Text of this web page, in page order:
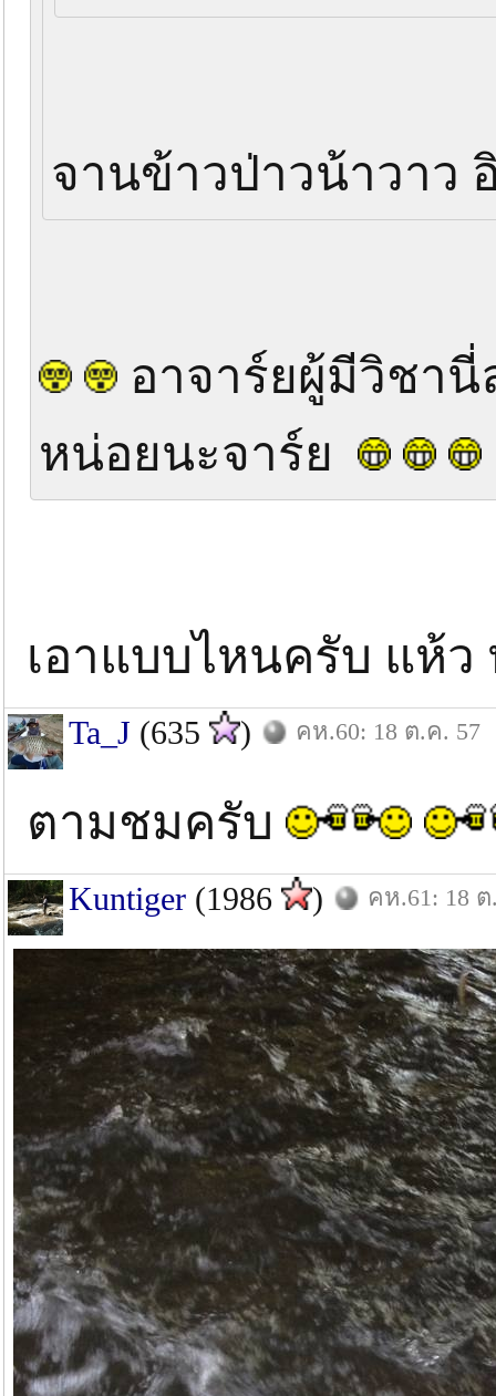
จานข้าวป่าวน้าวาว
อาจาร์ยผู้มีวิชา
หน่อยนะจาร์ย
เอาแบบไหนครับ แห้
Ta_J (635 ) คห.60: 18 ต.ค. 57
ตามชมครับ
Kuntiger (1986 ) คห.61: 18